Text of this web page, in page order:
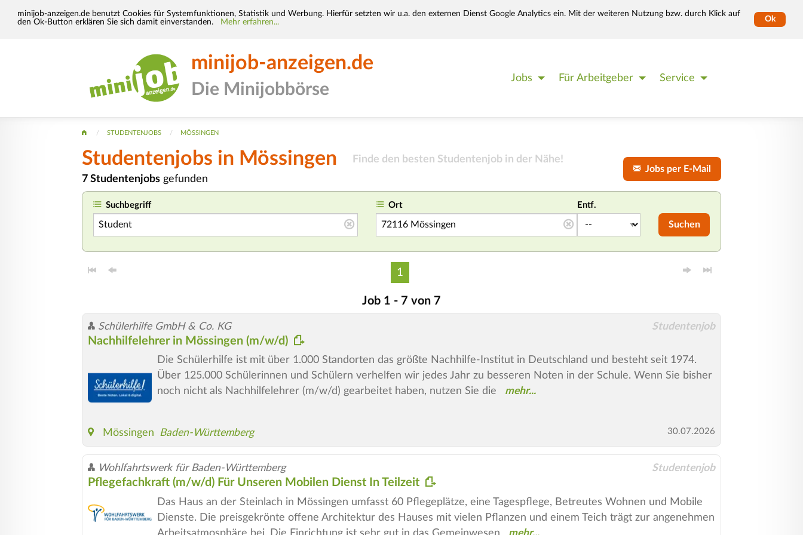
minijob-anzeigen.de benutzt Cookies für Systemfunktionen, Statistik und Werbung. Hierfür setzten wir u.a. den externen Dienst Google Analytics ein. Mit der weiteren Nutzung bzw. durch Klick auf
den Ok-Button erklären Sie sich damit einverstanden.
Mehr erfahren... Ok
minijob-anzeigen.de
Die Minijobbörse
Jobs Für Arbeitgeber Service
STUDENTENJOBS MÖSSINGEN
Studentenjobs in Mössingen Finde den besten Studentenjob in der Nähe!
7 Studentenjobs gefunden
Jobs per E-Mail
Suchbegriff Ort Entf.
Suchen
1
Job 1 - 7 von 7
Schülerhilfe GmbH & Co. KG Studentenjob
Nachhilfelehrer in Mössingen (m/w/d)
Die Schülerhilfe ist mit über 1.000 Standorten das größte Nachhilfe-Institut in Deutschland und besteht seit 1974.
Über 125.000 Schülerinnen und Schülern verhelfen wir jedes Jahr zu besseren Noten in der Schule. Wenn Sie bisher
noch nicht als Nachhilfelehrer (m/w/d) gearbeitet haben, nutzen Sie die
Mössingen Baden-Württemberg 30.07.2026
Wohlfahrtswerk für Baden-Württemberg Studentenjob
Pflegefachkraft (m/w/d) Für Unseren Mobilen Dienst In Teilzeit
Das Haus an der Steinlach in Mössingen umfasst 60 Pflegeplätze, eine Tagespflege, Betreutes Wohnen und Mobile
Dienste. Die preisgekrönte offene Architektur des Hauses mit vielen Pflanzen und einem Teich trägt zur angenehmen
Arbeitsatmosphäre bei. Die Einrichtung ist sehr gut in das Gemeinwesen